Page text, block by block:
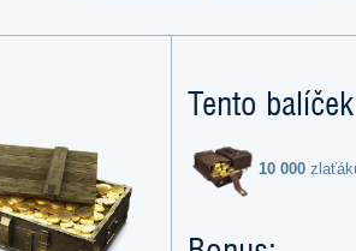
Tento
10 000